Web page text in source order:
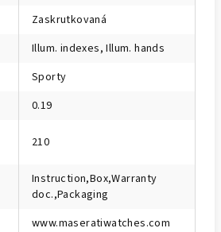
Zaskrutkovaná
Illum. indexes, Illum. hands
Sporty
0.19
210
Instruction,Box,Warranty
doc.,Packaging
www.maseratiwatches.com